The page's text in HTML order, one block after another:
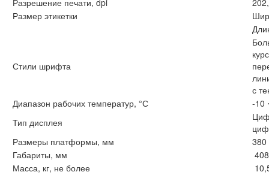
Разрешение печати, dpi
Размер этикетки
Стили шрифта
с
Диапазон рабочих температур, °С
-10
Тип дисплея
Размеры платформы, мм
380
Габариты, мм
Масса, кг, не более